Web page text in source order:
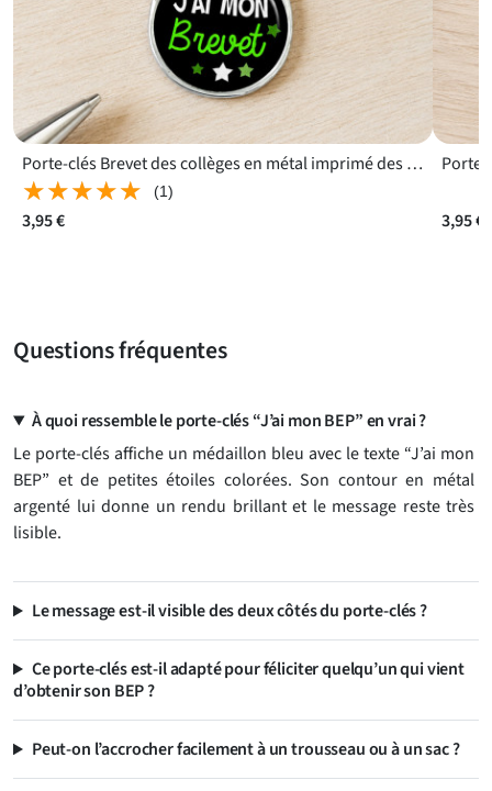
à la réussite. Il dit “bravo” sans long discours, mais avec ce
petit côté souvenir que l’on garde volontiers sur ses clés.
Questions fréquentes
Porte-clés Brevet des collèges en métal imprimé des deux côtés
★★★★★
★★★★★ (1)
3,95 € 3,95 €
Questions fréquentes
À quoi ressemble le porte-clés “J’ai mon BEP” en vrai ?
Le porte-clés affiche un médaillon bleu avec le texte “J’ai mon
BEP” et de petites étoiles colorées. Son contour en métal
argenté lui donne un rendu brillant et le message reste très
lisible.
Le message est-il visible des deux côtés du porte-clés ?
Ce porte-clés est-il adapté pour féliciter quelqu’un qui vient
d’obtenir son BEP ?
Peut-on l’accrocher facilement à un trousseau ou à un sac ?